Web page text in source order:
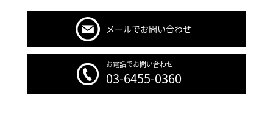
メールでお問い合わせ
お電話でお問い合わせ
03-6455-0360